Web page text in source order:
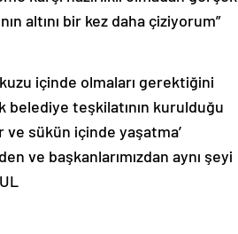
altını bir kez daha çiziyorum”
içinde olmaları gerektiğini
belediye teşkilatının kurulduğu
ve sükün içinde yaşatma’
ve başkanlarımızdan aynı şeyi